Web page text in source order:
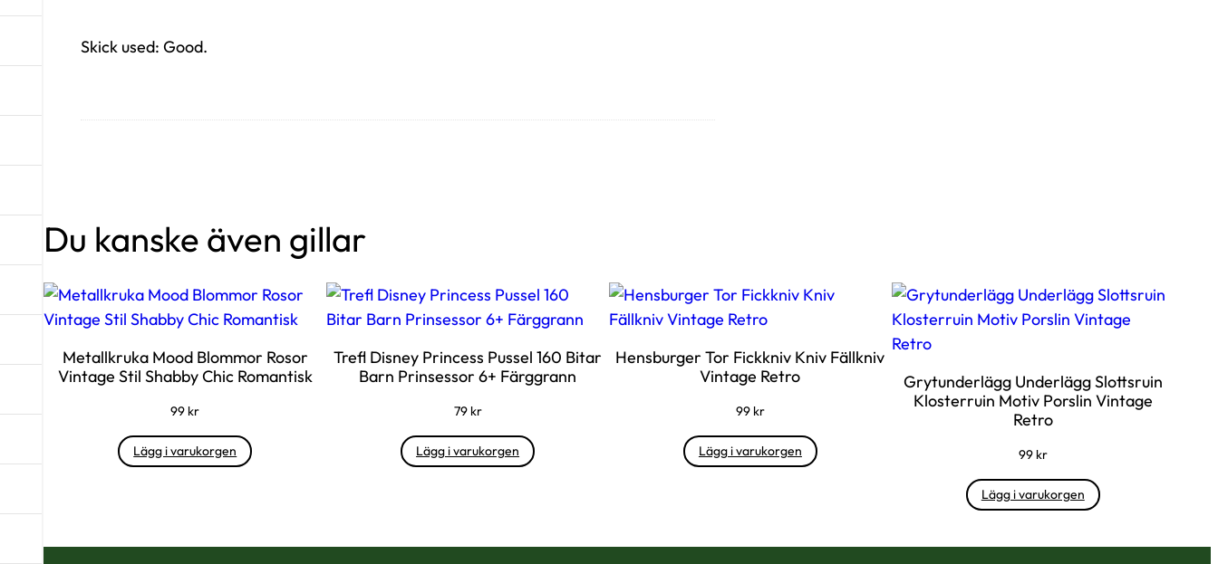
Skick used: Good.
Du kanske även gillar
Metallkruka Mood Blommor Rosor
Vintage Stil Shabby Chic Romantisk
99 kr
Lägg i varukorgen
Trefl Disney Princess Pussel 160 Bitar
Barn Prinsessor 6+ Färggrann
79 kr
Lägg i varukorgen
Hensburger Tor Fickkniv Kniv Fällkniv
Vintage Retro
99 kr
Lägg i varukorgen
Grytunderlägg Underlägg Slottsruin
Klosterruin Motiv Porslin Vintage
Retro
99 kr
Lägg i varukorgen